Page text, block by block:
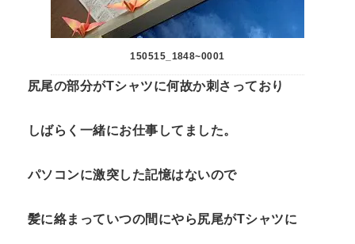
150515_1848~0001
尻尾の部分がTシャツに何故か刺さっており
しばらく一緒にお仕事してました。
パソコンに激突した記憶はないので
髪に絡まっていつの間にやら尻尾がTシャツに